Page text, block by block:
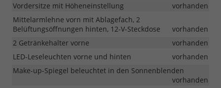
Vordersitze mit Höheneinstellung
vorhanden
Mittelarmlehne vorn mit Ablagefach, 2
Belüftungsöffnungen hinten, 12-V-Steckdose
vorhanden
2 Getränkehalter vorne
vorhanden
LED-Leseleuchten vorne und hinten
vorhanden
Make-up-Spiegel beleuchtet in den Sonnenblenden
vorhanden